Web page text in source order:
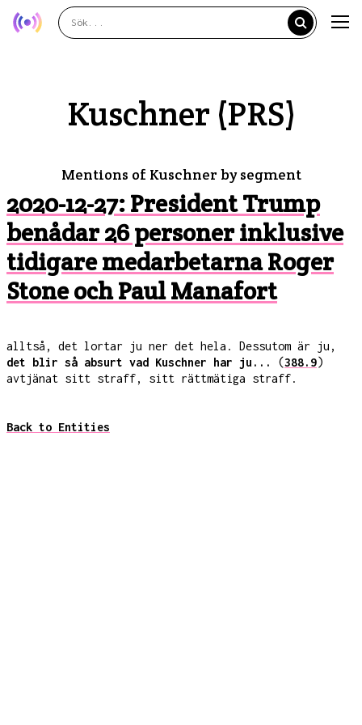
Kuschner (PRS)
Mentions of Kuschner by segment
2020-12-27: President Trump
benådar 26 personer inklusive
tidigare medarbetarna Roger
Stone och Paul Manafort
alltså, det lortar ju ner det hela. Dessutom är ju,
det blir så absurt vad Kuschner har ju...
(388.9)
avtjänat sitt straff, sitt rättmätiga straff.
Back to Entities